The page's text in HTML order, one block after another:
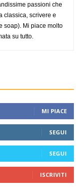
passioni che
classica, scrivere e
soap). Mi piace molto
su tutto.
MI PIACE
SEGUI
SEGUI
ISCRIVITI